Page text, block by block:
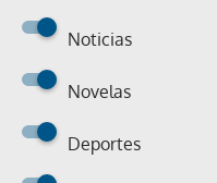
Noticias
Novelas
Deportes